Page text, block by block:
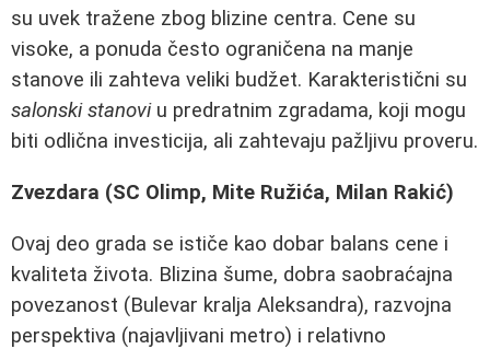
su uvek tražene zbog blizine centra. Cene su
visoke, a ponuda često ograničena na manje
stanove ili zahteva veliki budžet. Karakteristični su
salonski stanoviu predratnim zgradama, koji mogu
biti odlična investicija, ali zahtevaju pažljivu proveru.
Zvezdara (SC Olimp, Mite Ružića, Milan Rakić)
Ovaj deo grada se ističe kao dobar balans cene i
kvaliteta života. Blizina šume, dobra saobraćajna
povezanost (Bulevar kralja Aleksandra), razvojna
perspektiva (najavljivani metro) i relativno